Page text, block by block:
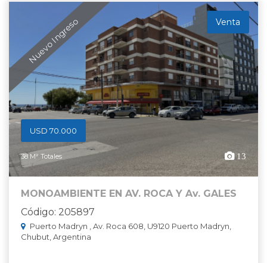
Nuevo Ingreso Venta
USD 70.000
38 M² Totales 13
MONOAMBIENTE EN AV. ROCA Y Av. GALES
Código: 205897
Puerto Madryn , Av. Roca 608, U9120 Puerto Madryn,
Chubut, Argentina